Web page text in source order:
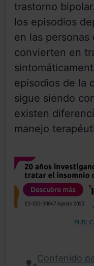
trastorno
los episodios
en las personas
convierten en
episodios de la
sigue siendo
existen
manejo
Contenido